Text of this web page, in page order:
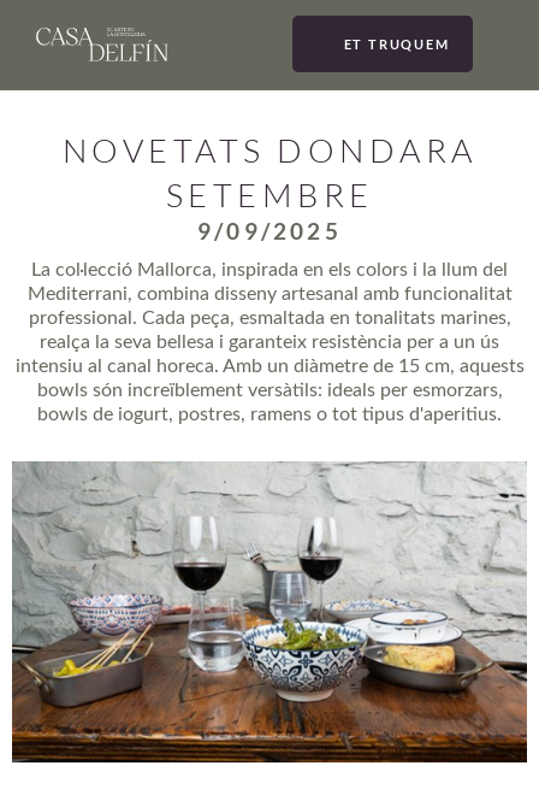
ET TRUQUEM
NOVETATS DONDARA
SETEMBRE
9/09/2025
La col·lecció Mallorca, inspirada en els colors i la llum del
Mediterrani, combina disseny artesanal amb funcionalitat
professional. Cada peça, esmaltada en tonalitats marines,
realça la seva bellesa i garanteix resistència per a un ús
intensiu al canal horeca. Amb un diàmetre de 15 cm, aquests
bowls són increïblement versàtils: ideals per esmorzars,
bowls de iogurt, postres, ramens o tot tipus d'aperitius.